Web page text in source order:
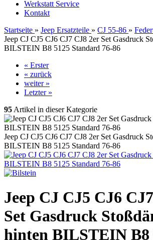
Werkstatt Service
Kontakt
Startseite » Jeep Ersatzteile » CJ 55-86 »
Jeep CJ CJ5 CJ6 CJ7 CJ8 2er Set Gasdruck
BILSTEIN B8 5125 Standard 76-86
« Erster
« zurück
weiter »
Letzter »
95 Artikel in dieser Kategorie
Jeep CJ CJ5 CJ6 CJ7 CJ8 2er Set Gasdruck
BILSTEIN B8 5125 Standard 76-86
Jeep CJ CJ5 CJ6
Set Gasdruck
hinten BILSTEIN B8